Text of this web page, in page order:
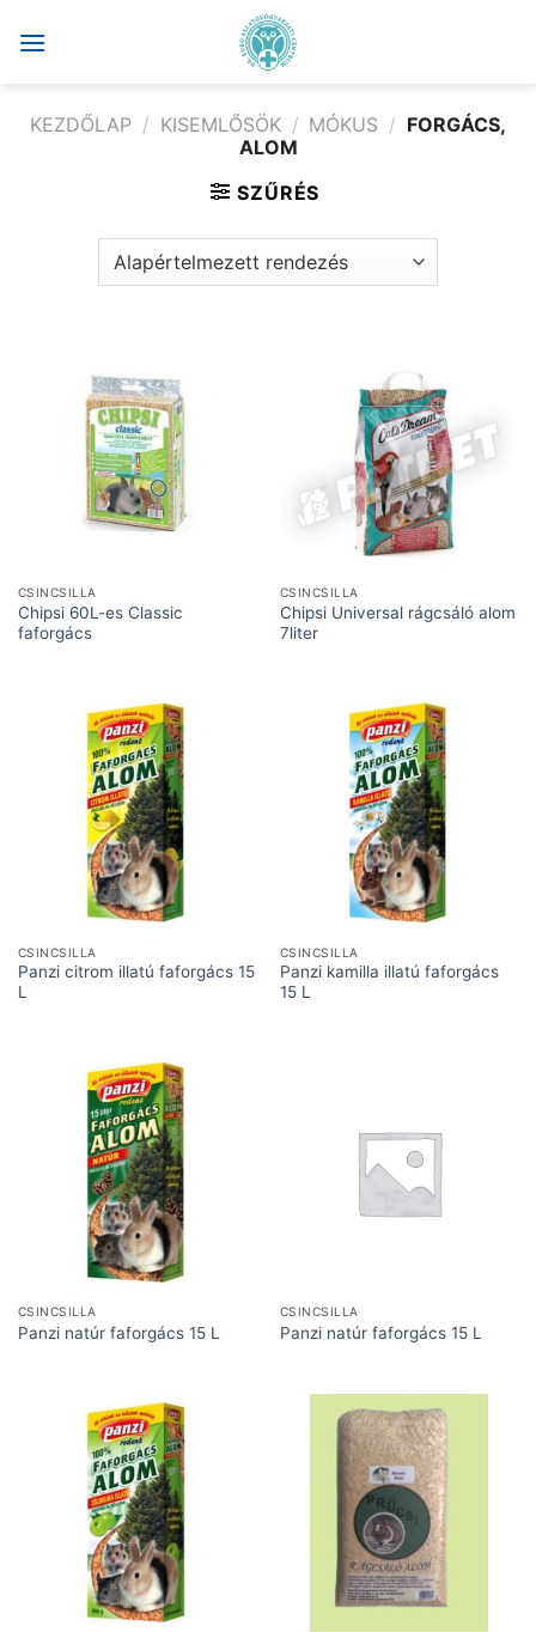
KEZDŐLAP / KISEMLŐSÖK / MÓKUS / FORGÁCS,
ALOM
SZŰRÉS
CSINCSILLA
Chipsi 60L-es Classic
faforgács
CSINCSILLA
Chipsi Universal rágcsáló alom
7liter
CSINCSILLA
Panzi citrom illatú faforgács 15
L
CSINCSILLA
Panzi kamilla illatú faforgács
15 L
CSINCSILLA
Panzi natúr faforgács 15 L
CSINCSILLA
Panzi natúr faforgács 15 L